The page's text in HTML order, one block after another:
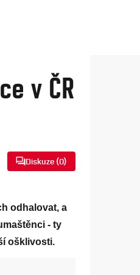
v ČR
Diskuze (0)
odhalovat, a
- ty
ošklivosti.